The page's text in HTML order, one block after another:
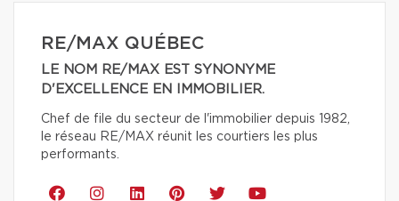
RE/MAX QUÉBEC
LE NOM RE/MAX EST SYNONYME
D'EXCELLENCE EN IMMOBILIER.
Chef de file du secteur de l'immobilier depuis 1982,
le réseau RE/MAX réunit les courtiers les plus
performants.